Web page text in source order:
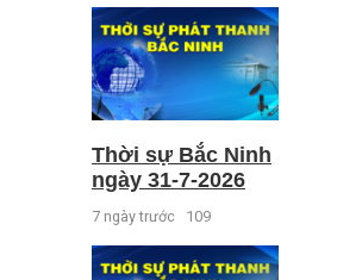
Thời sự Bắc Ninh
ngày 31-7-2026
7 ngày trước 109